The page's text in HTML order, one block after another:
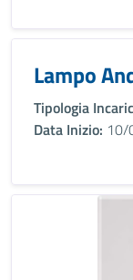
Lampo
Tipologia
Data Inizio: